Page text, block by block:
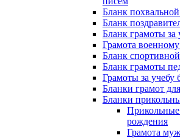
Бланк
Бланк
Бланк грамоты за
Грамота
Бланк
Бланк грамоты
Грамоты за учебу
Бланки грамот
Бланки
рождения
Грамота